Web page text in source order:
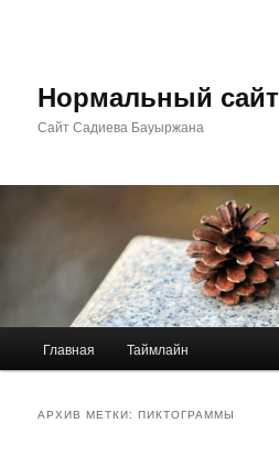
Нормальный сайт
Сайт Садиева Бауыржана
Главная Таймлайн
АРХИВ МЕТКИ:ПИКТОГРАММЫ